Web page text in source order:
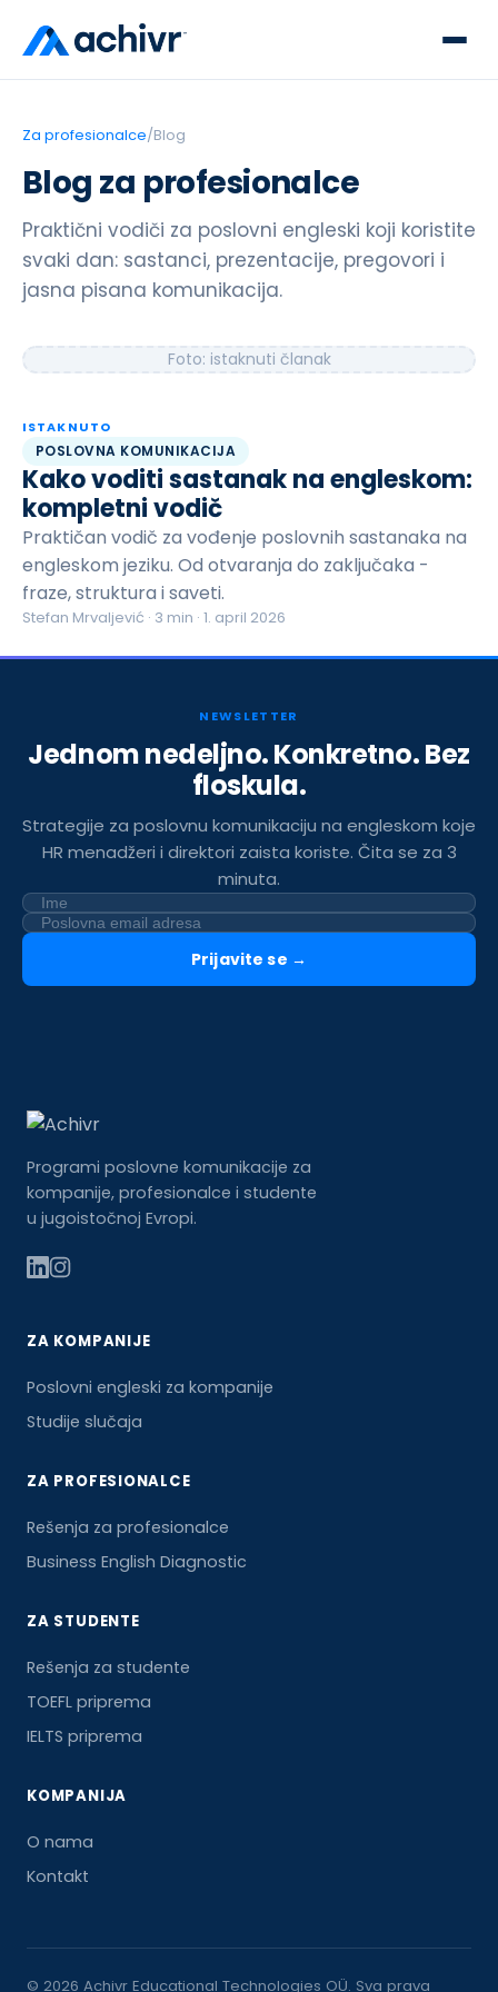
Za profesionalce/Blog
Blog za profesionalce
Praktični vodiči za poslovni engleski koji koristite
svaki dan: sastanci, prezentacije, pregovori i
jasna pisana komunikacija.
Foto: istaknuti članak
ISTAKNUTO
POSLOVNA KOMUNIKACIJA
Kako voditi sastanak na engleskom:
kompletni vodič
Praktičan vodič za vođenje poslovnih sastanaka na
engleskom jeziku. Od otvaranja do zaključaka -
fraze, struktura i saveti.
Stefan Mrvaljević · 3 min · 1. april 2026
NEWSLETTER
Jednom nedeljno. Konkretno. Bez
floskula.
Strategije za poslovnu komunikaciju na engleskom koje
HR menadžeri i direktori zaista koriste. Čita se za 3
minuta.
Prijavite se →
Programi poslovne komunikacije za
kompanije, profesionalce i studente
u jugoistočnoj Evropi.
ZA KOMPANIJE
Poslovni engleski za kompanije
Studije slučaja
ZA PROFESIONALCE
Rešenja za profesionalce
Business English Diagnostic
ZA STUDENTE
Rešenja za studente
TOEFL priprema
IELTS priprema
KOMPANIJA
O nama
Kontakt
© 2026 Achivr Educational Technologies OÜ. Sva prava